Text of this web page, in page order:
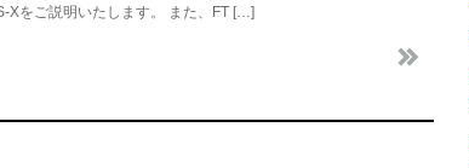
をご説明いたします。 また、FT […]